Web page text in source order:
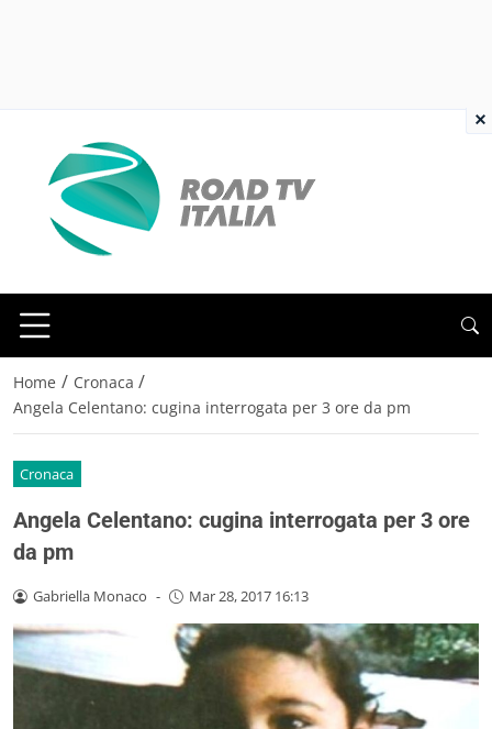
Home / Cronaca /
Angela Celentano: cugina interrogata per 3 ore da pm
Cronaca
Angela Celentano: cugina interrogata per 3 ore
da pm
Gabriella Monaco - Mar 28, 2017 16:13
×